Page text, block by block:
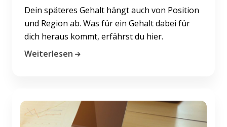
Dein späteres Gehalt hängt auch von Position
und Region ab. Was für ein Gehalt dabei für
dich heraus kommt, erfährst du hier.
Weiterlesen